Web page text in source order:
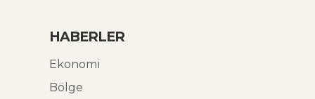
HABERLER
Ekonomi
Bölge